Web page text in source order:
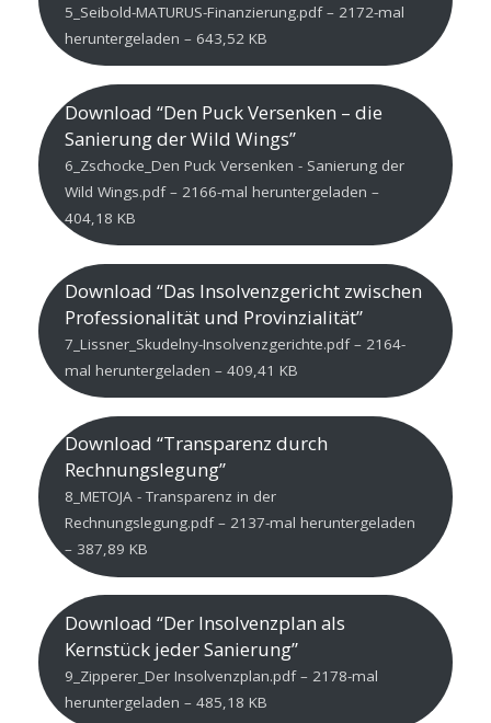
5_Seibold-MATURUS-Finanzierung.pdf – 2172-mal
heruntergeladen – 643,52 KB
Download “Den Puck Versenken – die
Sanierung der Wild Wings”
6_Zschocke_Den Puck Versenken - Sanierung der
Wild Wings.pdf – 2166-mal heruntergeladen –
404,18 KB
Download “Das Insolvenzgericht zwischen
Professionalität und Provinzialität”
7_Lissner_Skudelny-Insolvenzgerichte.pdf – 2164-
mal heruntergeladen – 409,41 KB
Download “Transparenz durch
Rechnungslegung”
8_METOJA - Transparenz in der
Rechnungslegung.pdf – 2137-mal heruntergeladen
– 387,89 KB
Download “Der Insolvenzplan als
Kernstück jeder Sanierung”
9_Zipperer_Der Insolvenzplan.pdf – 2178-mal
heruntergeladen – 485,18 KB